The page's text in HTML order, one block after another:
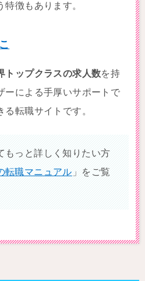
特徴もあります。
トップクラスの求人数を持
ーによる手厚いサポートで
転職サイトです。
っと詳しく知りたい方
転職マニュアル 」をご覧